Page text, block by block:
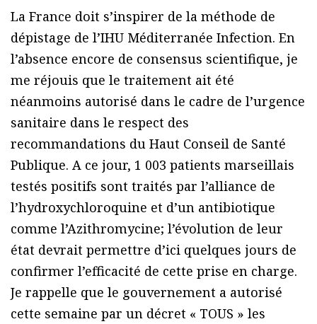
La France doit s’inspirer de la méthode de
dépistage de l’IHU Méditerranée Infection. En
l’absence encore de consensus scientifique, je
me réjouis que le traitement ait été
néanmoins autorisé dans le cadre de l’urgence
sanitaire dans le respect des
recommandations du Haut Conseil de Santé
Publique. A ce jour, 1 003 patients marseillais
testés positifs sont traités par l’alliance de
l’hydroxychloroquine et d’un antibiotique
comme l’Azithromycine; l’évolution de leur
état devrait permettre d’ici quelques jours de
confirmer l’efficacité de cette prise en charge.
Je rappelle que le gouvernement a autorisé
cette semaine par un décret « TOUS » les